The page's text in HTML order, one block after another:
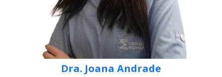
Dra. Joana Andrade